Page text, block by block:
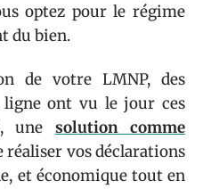
optez pour le régime
du bien.
de votre LMNP, des
ont vu le jour ces
une solution comme
réaliser vos déclarations
et économique tout en